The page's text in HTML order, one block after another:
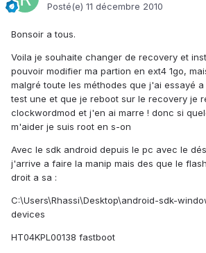
Posté(e) 11 décembre 2010
Bonsoir a tous.
Voila je souhaite changer de recovery et
pouvoir modifier ma partion en ext4 1go,
malgré toute les méthodes que j'ai essayé
test une et que je reboot sur le recovery je
clockwordmod et j'en ai marre ! donc si
m'aider je suis root en s-on
Avec le sdk android depuis le pc avec le
j'arrive a faire la manip mais des que le
droit a sa :
C:\Users\Rhassi\Desktop\android-sdk-
devices
HT04KPL00138 fastboot